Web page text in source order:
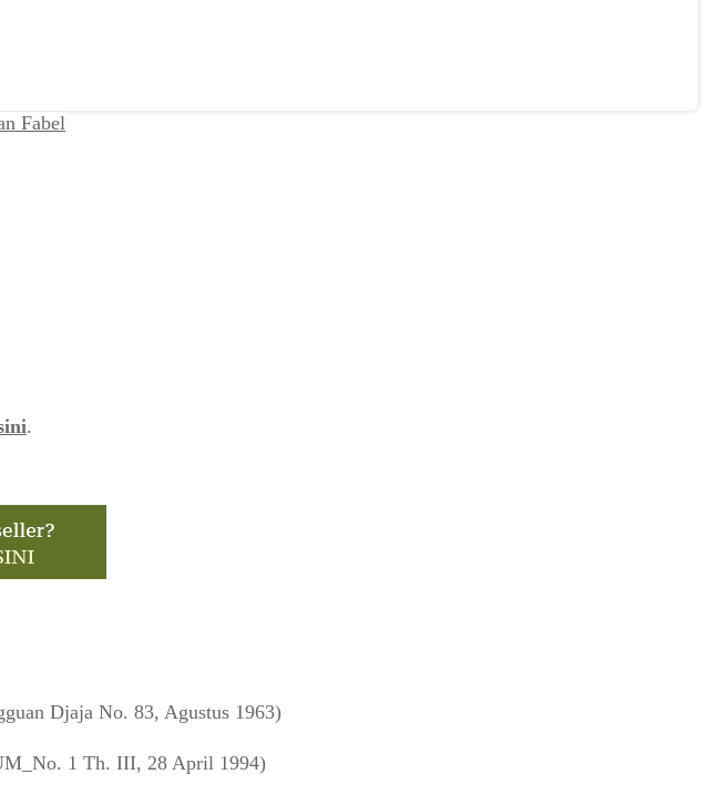
Fabel
.
Djaja No. 83, Agustus 1963)
1 Th. III, 28 April 1994)